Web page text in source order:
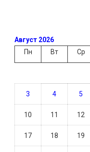
Август 2026
Пн
Вт Ср
3 4 5
10 11 12
17 18 19